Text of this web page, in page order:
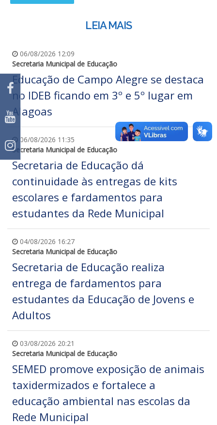
LEIA MAIS
06/08/2026 12:09
Secretaria Municipal de Educação
Educação de Campo Alegre se destaca
no IDEB ficando em 3º e 5º lugar em
Alagoas
06/08/2026 11:35
Secretaria Municipal de Educação
Secretaria de Educação dá
continuidade às entregas de kits
escolares e fardamentos para
estudantes da Rede Municipal
04/08/2026 16:27
Secretaria Municipal de Educação
Secretaria de Educação realiza
entrega de fardamentos para
estudantes da Educação de Jovens e
Adultos
03/08/2026 20:21
Secretaria Municipal de Educação
SEMED promove exposição de animais
taxidermizados e fortalece a
educação ambiental nas escolas da
Rede Municipal